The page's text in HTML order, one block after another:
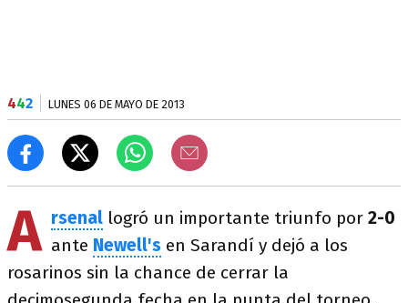
442 LUNES 06 DE MAYO DE 2013
A rsenal logró un importante triunfo por 2-0
ante Newell's en Sarandí y dejó a los
rosarinos sin la chance de cerrar la